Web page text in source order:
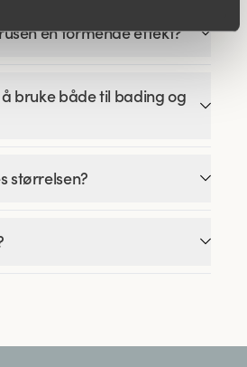
en formende effekt?
bruke både til bading og
størrelsen?